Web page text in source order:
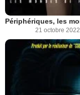
21 octobre 2022